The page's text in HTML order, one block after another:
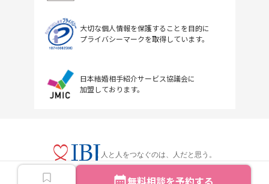
無料相談を予約する
大切な個人情報を保護することを目的に
プライバシーマークを取得しています。
日本結婚相手紹介サービス協議会に
加盟しております。
人と人をつなぐのは、人だと思う。